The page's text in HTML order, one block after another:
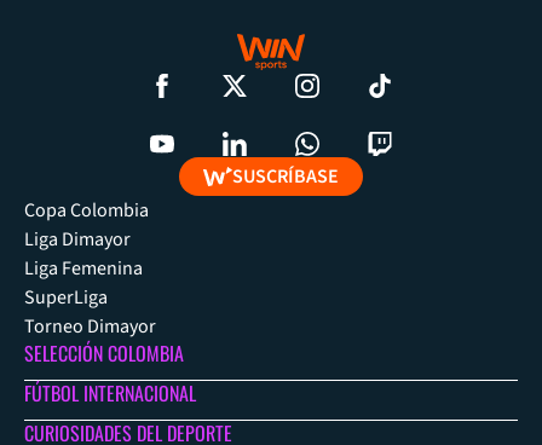
SUSCRÍBASE
Copa Colombia
Liga Dimayor
Liga Femenina
SuperLiga
Torneo Dimayor
SELECCIÓN COLOMBIA
FÚTBOL INTERNACIONAL
CURIOSIDADES DEL DEPORTE